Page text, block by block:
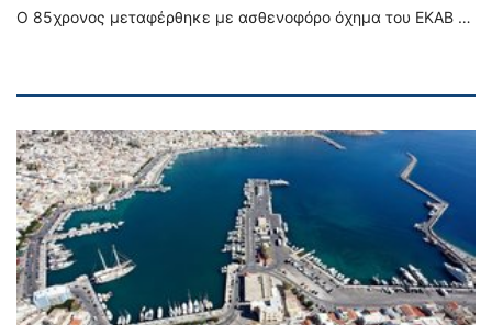
Ο 85χρονος μεταφέρθηκε με ασθενοφόρο όχημα του ΕΚΑΒ …